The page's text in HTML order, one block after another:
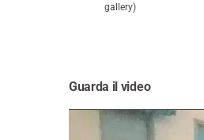
gallery)
Guarda il video